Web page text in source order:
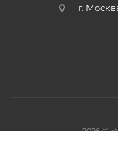
г.
2026 ©